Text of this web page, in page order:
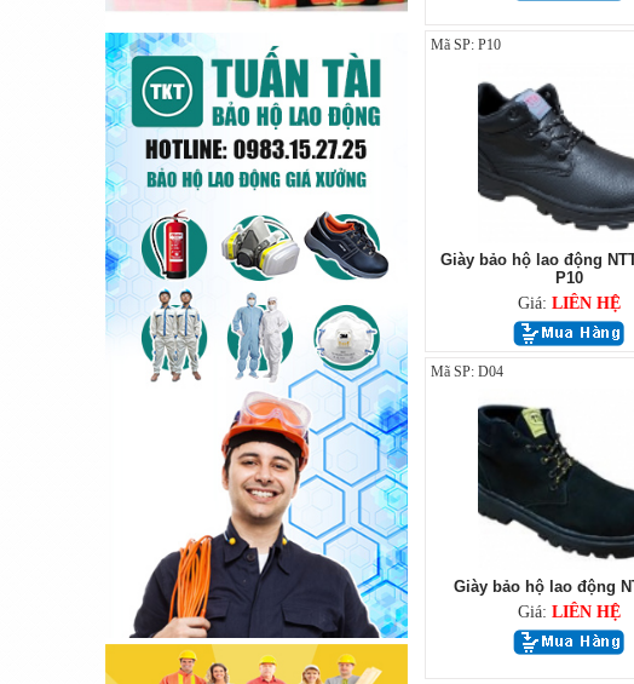
Mã SP: P10
Giày bảo hộ lao động
P10
Giá: LIÊN HỆ
Mã SP: D04
Giày bảo hộ lao động
Giá: LIÊN HỆ